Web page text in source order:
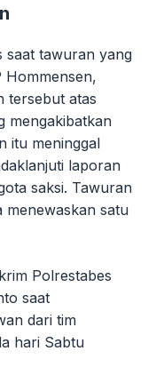
saat tawuran yang
Hommensen,
tersebut atas
mengakibatkan
itu meninggal
laporan
saksi. Tawuran
menewaskan satu
Polrestabes
saat
dari tim
hari Sabtu